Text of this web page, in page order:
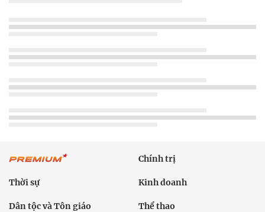
Chính trị
Thời sự Kinh doanh
Dân tộc và Tôn giáo Thể thao